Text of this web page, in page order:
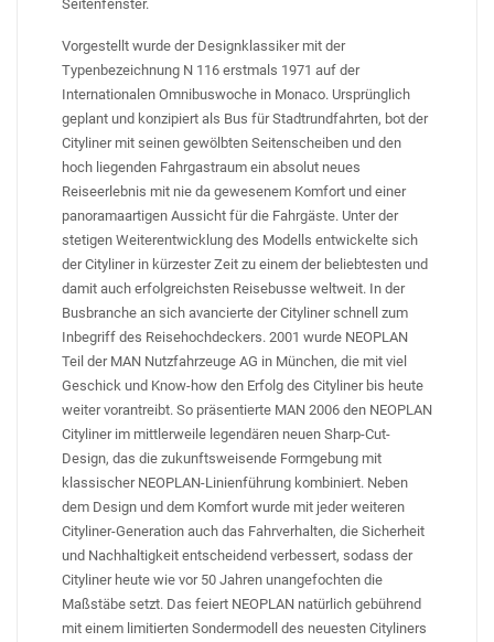
Seitenfenster.
Vorgestellt wurde der Designklassiker mit der
Typenbezeichnung N 116 erstmals 1971 auf der
Internationalen Omnibuswoche in Monaco. Ursprünglich
geplant und konzipiert als Bus für Stadtrundfahrten, bot der
Cityliner mit seinen gewölbten Seitenscheiben und den
hoch liegenden Fahrgastraum ein absolut neues
Reiseerlebnis mit nie da gewesenem Komfort und einer
panoramaartigen Aussicht für die Fahrgäste. Unter der
stetigen Weiterentwicklung des Modells entwickelte sich
der Cityliner in kürzester Zeit zu einem der beliebtesten und
damit auch erfolgreichsten Reisebusse weltweit. In der
Busbranche an sich avancierte der Cityliner schnell zum
Inbegriff des Reisehochdeckers. 2001 wurde NEOPLAN
Teil der MAN Nutzfahrzeuge AG in München, die mit viel
Geschick und Know-how den Erfolg des Cityliner bis heute
weiter vorantreibt. So präsentierte MAN 2006 den NEOPLAN
Cityliner im mittlerweile legendären neuen Sharp-Cut-
Design, das die zukunftsweisende Formgebung mit
klassischer NEOPLAN-Linienführung kombiniert. Neben
dem Design und dem Komfort wurde mit jeder weiteren
Cityliner-Generation auch das Fahrverhalten, die Sicherheit
und Nachhaltigkeit entscheidend verbessert, sodass der
Cityliner heute wie vor 50 Jahren unangefochten die
Maßstäbe setzt. Das feiert NEOPLAN natürlich gebührend
mit einem limitierten Sondermodell des neuesten Cityliners